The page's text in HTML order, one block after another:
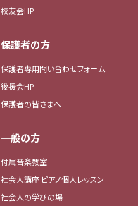
校友会HP
保護者の方
保護者専用問い合わせフォーム
後援会HP
保護者の皆さまへ
一般の方
付属音楽教室
社会人講座 ピアノ個人レッスン
社会人の学びの場